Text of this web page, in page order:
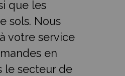
que les
sols. Nous
votre service
en
le secteur de